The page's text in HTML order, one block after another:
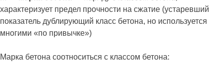
характеризует предел прочности на сжатие (устаревший
показатель дублирующий класс бетона, но используется
многими «по привычке»)
Марка бетона соотноситься с классом бетона: